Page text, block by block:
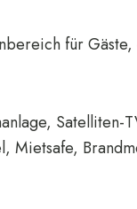
für Gäste,
Satelliten-
Mietsafe,